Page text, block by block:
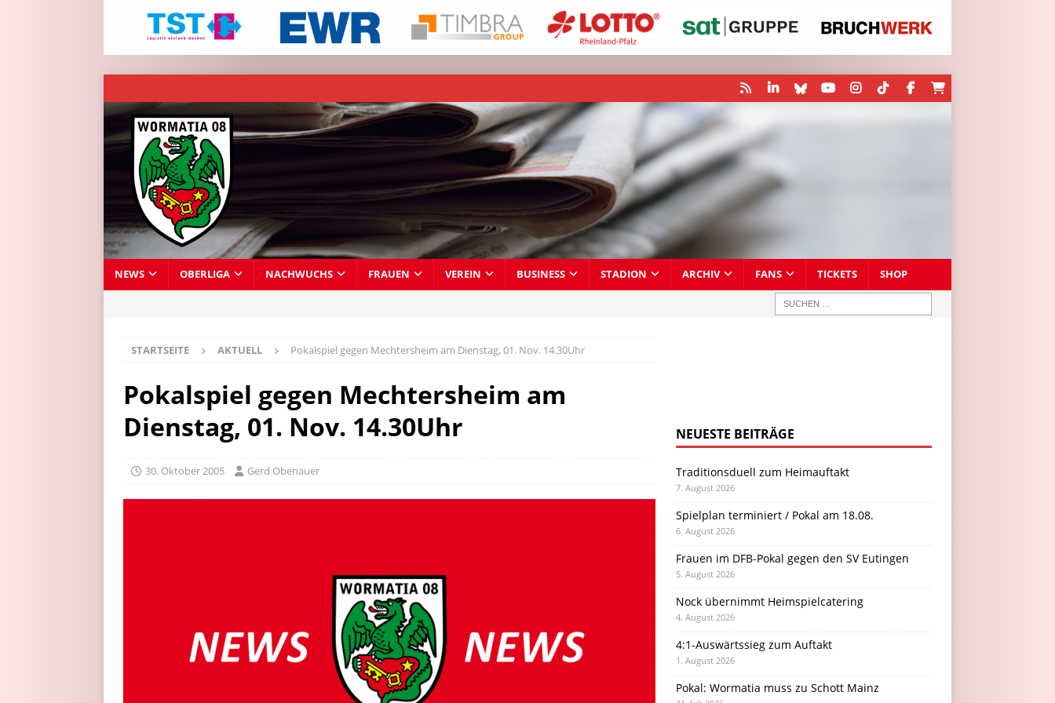
NEWS OBERLIGA NACHWUCHS FRAUEN VEREIN BUSINESS STADION ARCHIV FANS TICKETS SHOP
STARTSEITE AKTUELL Pokalspiel gegen Mechtersheim am Dienstag, 01. Nov. 14.30Uhr
Pokalspiel gegen Mechtersheim am
Dienstag, 01. Nov. 14.30Uhr
30. Oktober 2005 Gerd Obenauer
NEUESTE BEITRÄGE
Traditionsduell zum Heimauftakt
7. August 2026
Spielplan terminiert / Pokal am 18.08.
6. August 2026
Frauen im DFB-Pokal gegen den SV Eutingen
5. August 2026
Nock übernimmt Heimspielcatering
4. August 2026
4:1-Auswärtssieg zum Auftakt
1. August 2026
Pokal: Wormatia muss zu Schott Mainz